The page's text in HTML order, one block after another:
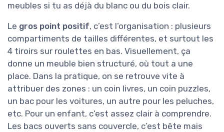
meubles si tu as déjà du blanc ou du bois clair.
Le gros point positif, c’est l’organisation : plusieurs
compartiments de tailles différentes, et surtout les
4 tiroirs sur roulettes en bas. Visuellement, ça
donne un meuble bien structuré, où tout a une
place. Dans la pratique, on se retrouve vite à
attribuer des zones : un coin livres, un coin puzzles,
un bac pour les voitures, un autre pour les peluches,
etc. Pour un enfant, c’est assez clair à comprendre.
Les bacs ouverts sans couvercle, c’est bête mais